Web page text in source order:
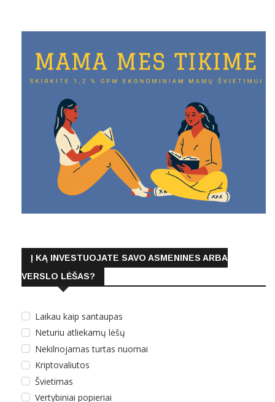
Į KĄ INVESTUOJATE SAVO ASMENINES ARBA
VERSLO LĖŠAS?
Laikau kaip santaupas
Neturiu atliekamų lėšų
Nekilnojamas turtas nuomai
Kriptovaliutos
Švietimas
Vertybiniai popieriai